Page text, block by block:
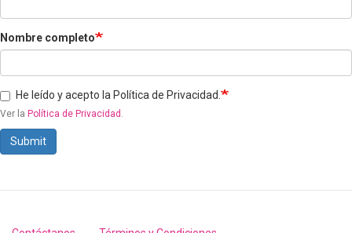
Nombre completo
He leído y acepto la Política de Privacidad.
Ver la Política de Privacidad .
Submit